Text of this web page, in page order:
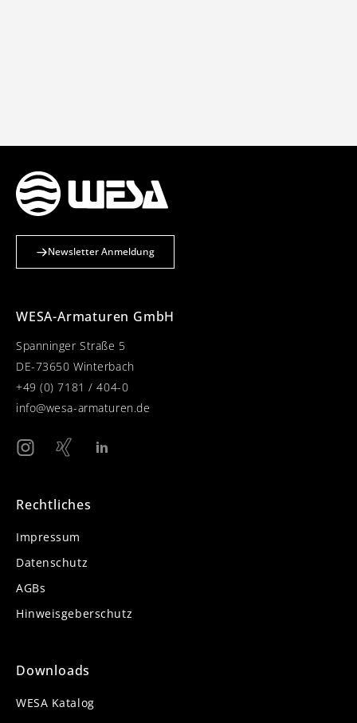
Newsletter Anmeldung
WESA-Armaturen GmbH
Spanninger Straße 5
DE-73650 Winterbach
+49 (0) 7181 / 404-0
info@wesa-armaturen.de
Rechtliches
Impressum
Datenschutz
AGBs
Hinweisgeberschutz
Downloads
WESA Katalog